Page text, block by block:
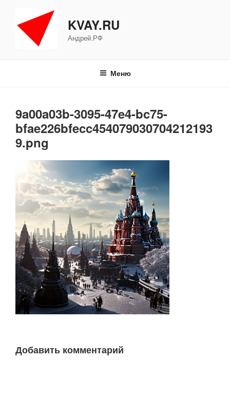
содержимому
KVAY.RU
Андрей.РФ
Меню
9a00a03b-3095-47e4-bc75-
bfae226bfecc454079030704212193
9.png
Добавить комментарий